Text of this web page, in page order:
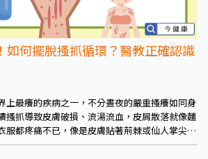
如何擺脫搔抓循環？醫教正確認識
上最癢的疾病之一，不分晝夜的嚴重搔癢如同身
搔抓導致皮膚破損、流湯流血，皮屑散落就像麵
服都疼痛不已，像是皮膚貼著荊棘或仙人掌尖
觀變化也會影響人際、生活與工作學業。